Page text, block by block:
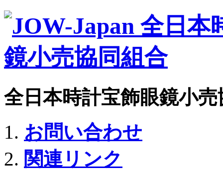
全日本時計宝飾眼鏡小
お問い合わせ
関連リンク